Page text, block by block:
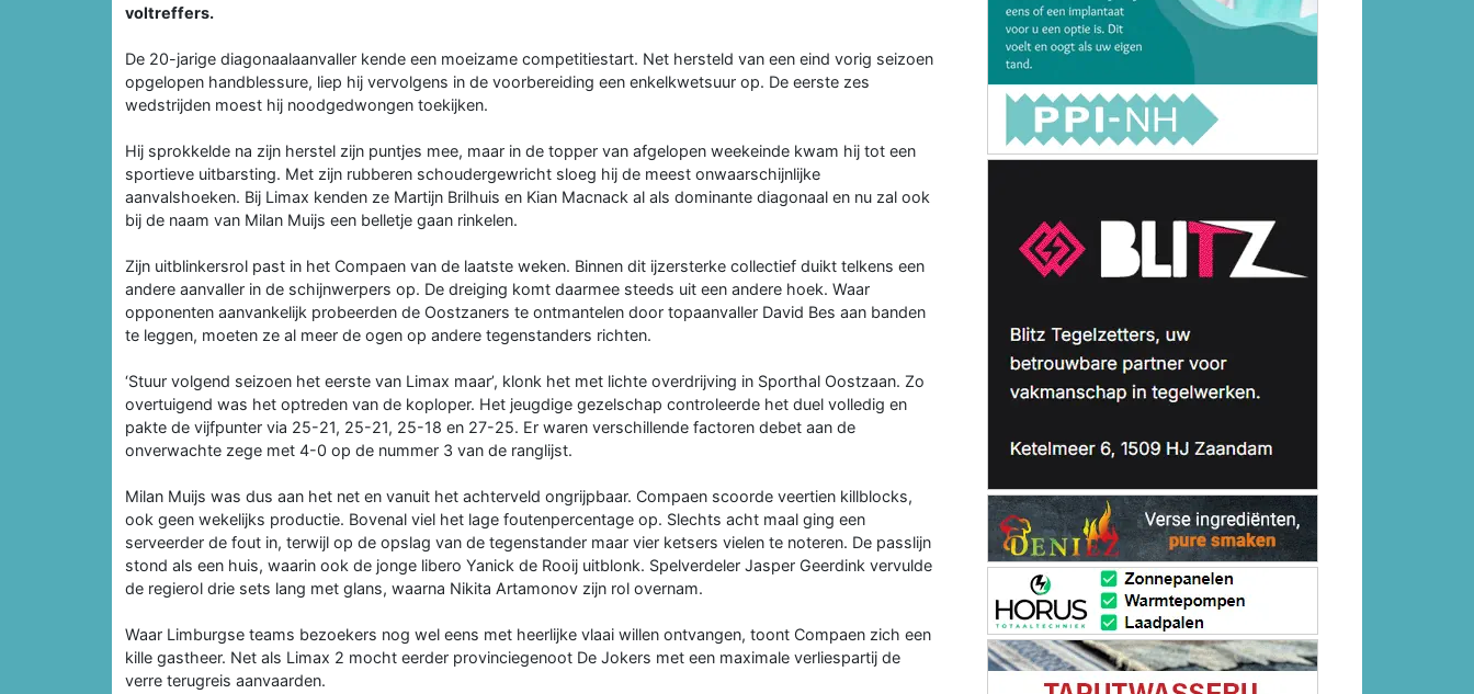
voltreffers.
De 20-jarige diagonaalaanvaller kende een moeizame competitiestart. Net hersteld van een eind vorig seizoen
opgelopen handblessure, liep hij vervolgens in de voorbereiding een enkelkwetsuur op. De eerste zes
wedstrijden moest hij noodgedwongen toekijken.
Hij sprokkelde na zijn herstel zijn puntjes mee, maar in de topper van afgelopen weekeinde kwam hij tot een
sportieve uitbarsting. Met zijn rubberen schoudergewricht sloeg hij de meest onwaarschijnlijke
aanvalshoeken. Bij Limax kenden ze Martijn Brilhuis en Kian Macnack al als dominante diagonaal en nu zal ook
bij de naam van Milan Muijs een belletje gaan rinkelen.
Zijn uitblinkersrol past in het Compaen van de laatste weken. Binnen dit ijzersterke collectief duikt telkens een
andere aanvaller in de schijnwerpers op. De dreiging komt daarmee steeds uit een andere hoek. Waar
opponenten aanvankelijk probeerden de Oostzaners te ontmantelen door topaanvaller David Bes aan banden
te leggen, moeten ze al meer de ogen op andere tegenstanders richten.
‘Stuur volgend seizoen het eerste van Limax maar’, klonk het met lichte overdrijving in Sporthal Oostzaan. Zo
overtuigend was het optreden van de koploper. Het jeugdige gezelschap controleerde het duel volledig en
pakte de vijfpunter via 25-21, 25-21, 25-18 en 27-25. Er waren verschillende factoren debet aan de
onverwachte zege met 4-0 op de nummer 3 van de ranglijst.
Milan Muijs was dus aan het net en vanuit het achterveld ongrijpbaar. Compaen scoorde veertien killblocks,
ook geen wekelijks productie. Bovenal viel het lage foutenpercentage op. Slechts acht maal ging een
serveerder de fout in, terwijl op de opslag van de tegenstander maar vier ketsers vielen te noteren. De passlijn
stond als een huis, waarin ook de jonge libero Yanick de Rooij uitblonk. Spelverdeler Jasper Geerdink vervulde
de regierol drie sets lang met glans, waarna Nikita Artamonov zijn rol overnam.
Waar Limburgse teams bezoekers nog wel eens met heerlijke vlaai willen ontvangen, toont Compaen zich een
kille gastheer. Net als Limax 2 mocht eerder provinciegenoot De Jokers met een maximale verliespartij de
verre terugreis aanvaarden.